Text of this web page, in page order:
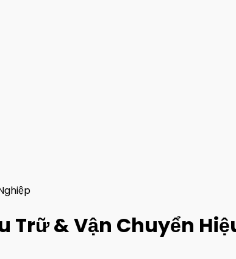
Trữ & Vận Chuyển